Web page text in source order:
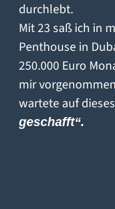
durchlebt.
Mit 23 saß ich in
Penthouse in
250.000 Euro
mir
wartete auf
geschafft“.